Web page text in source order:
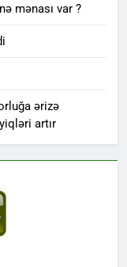
mənası var ?
ərizə
artır